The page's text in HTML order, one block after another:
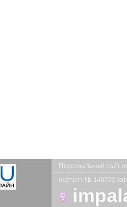
Персональный сайт
портрет № 149703